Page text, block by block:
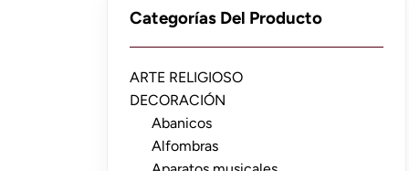
Categorías Del Producto
ARTE RELIGIOSO
DECORACIÓN
Abanicos
Alfombras